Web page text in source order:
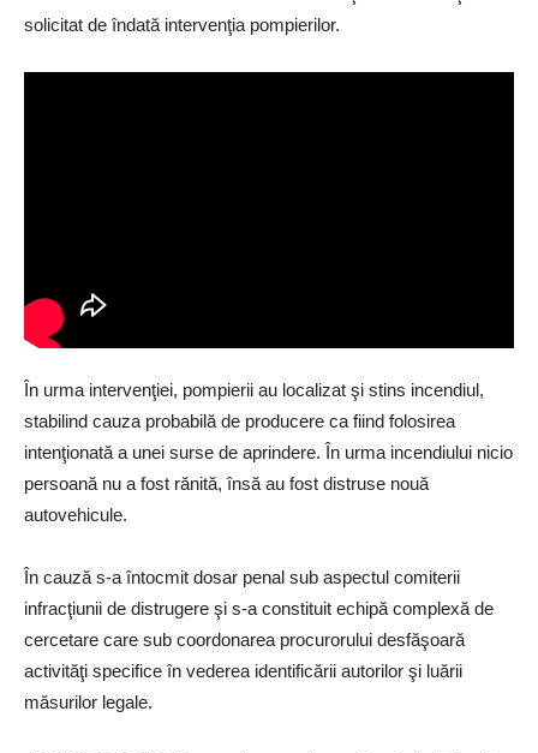
solicitat de îndată intervenţia pompierilor.
În urma intervenţiei, pompierii au localizat şi stins incendiul,
stabilind cauza probabilă de producere ca fiind folosirea
intenţionată a unei surse de aprindere. În urma incendiului nicio
persoană nu a fost rănită, însă au fost distruse nouă
autovehicule.
În cauză s-a întocmit dosar penal sub aspectul comiterii
infracţiunii de distrugere şi s-a constituit echipă complexă de
cercetare care sub coordonarea procurorului desfăşoară
activităţi specifice în vederea identificării autorilor şi luării
măsurilor legale.